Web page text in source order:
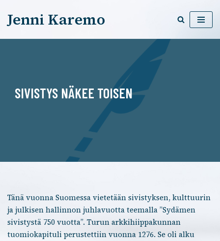
Siirry
suoraan
Jenni Karemo
SIVISTYS NÄKEE TOISEN
Tänä vuonna Suomessa vietetään sivistyksen, kulttuurin
ja julkisen hallinnon juhlavuotta teemalla ”Sydämen
sivistystä 750 vuotta”. Turun arkkihiippakunnan
tuomiokapituli perustettiin vuonna 1276. Se oli alku